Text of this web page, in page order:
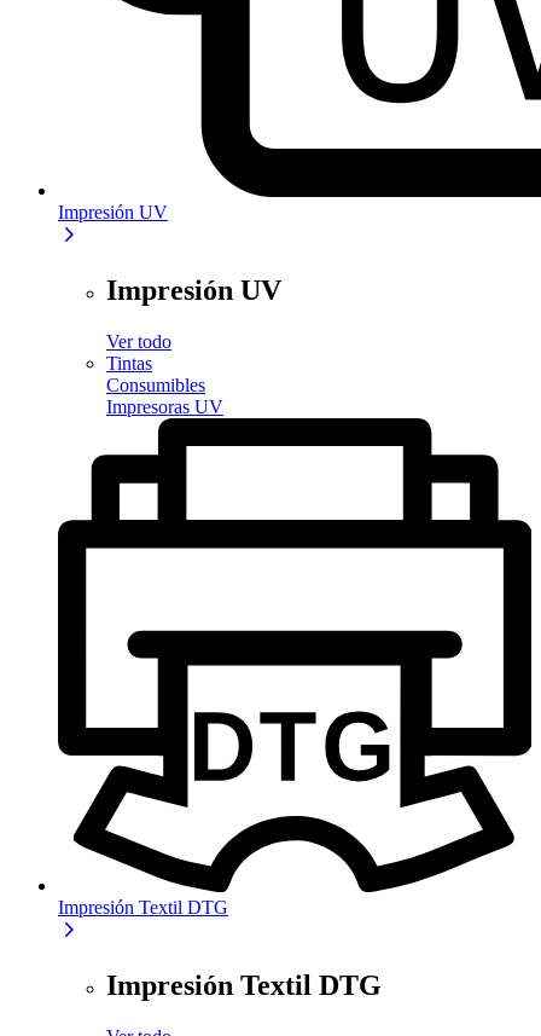
Impresión UV
Impresión UV
Ver todo
Tintas
Consumibles
Impresoras UV
Impresión Textil DTG
Impresión Textil DTG